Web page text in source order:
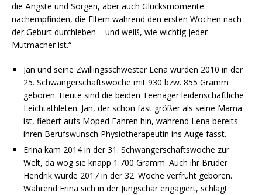
die Ängste und Sorgen, aber auch Glücksmomente
nachempfinden, die Eltern während den ersten Wochen nach
der Geburt durchleben – und weiß, wie wichtig jeder
Mutmacher ist.“
Jan und seine Zwillingsschwester Lena wurden 2010 in der
25. Schwangerschaftswoche mit 930 bzw. 855 Gramm
geboren. Heute sind die beiden Teenager leidenschaftliche
Leichtathleten. Jan, der schon fast größer als seine Mama
ist, fiebert aufs Moped Fahren hin, während Lena bereits
ihren Berufswunsch Physiotherapeutin ins Auge fasst.
Erina kam 2014 in der 31. Schwangerschaftswoche zur
Welt, da wog sie knapp 1.700 Gramm. Auch ihr Bruder
Hendrik wurde 2017 in der 32. Woche verfrüht geboren.
Während Erina sich in der Jungschar engagiert, schlägt